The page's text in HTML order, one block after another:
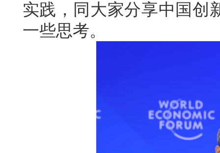
实践，同大家分享中国创
一些思考。